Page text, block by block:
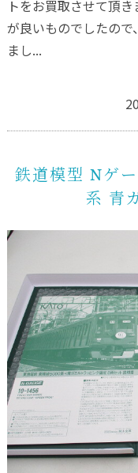
トをお買取させて頂
が良いものでしたの
まし...
鉄道模型 Nゲ
系 青